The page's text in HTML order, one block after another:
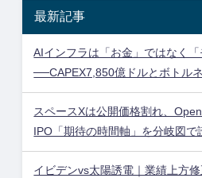
最新記事
AIインフラは「お金」ではなく
──CAPEX7,850億ドルとボトル
スペースXは公開価格割れ、
IPO「期待の時間軸」を分岐図で
イビデンvs太陽誘電｜業績上方